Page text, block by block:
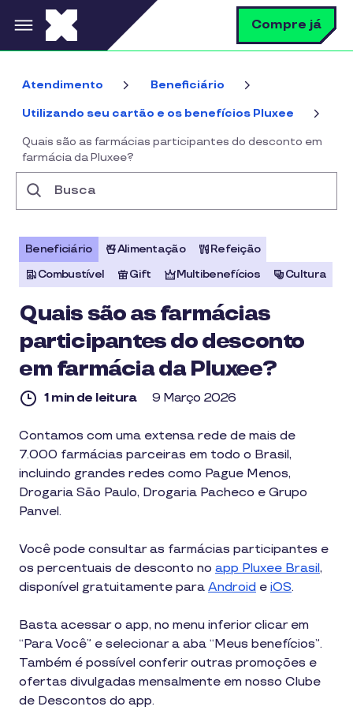
Pular para o conteúdo principal Compre já
Atendimento Beneficiário
Utilizando seu cartão e os benefícios Pluxee
Quais são as farmácias participantes do desconto em
farmácia da Pluxee?
Beneficiário Alimentação
Refeição
Combustível
Gift Multibenefícios Cultura
Quais são as farmácias
participantes do desconto
em farmácia da Pluxee?
1 min de leitura 9 Março 2026
1
de
leitura
Contamos com uma extensa rede de mais de
7.000 farmácias parceiras em todo o Brasil,
incluindo grandes redes como Pague Menos,
Drogaria São Paulo, Drogaria Pacheco e Grupo
Panvel.
Você pode consultar as farmácias participantes e
os percentuais de desconto no app Pluxee Brasil,
disponível gratuitamente para Android e iOS.
Basta acessar o app, no menu inferior clicar em
“Para Você” e selecionar a aba “Meus benefícios”.
Também é possível conferir outras promoções e
ofertas divulgadas mensalmente em nosso Clube
de Descontos do app.